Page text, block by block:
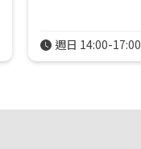
週日 14:00-17:00